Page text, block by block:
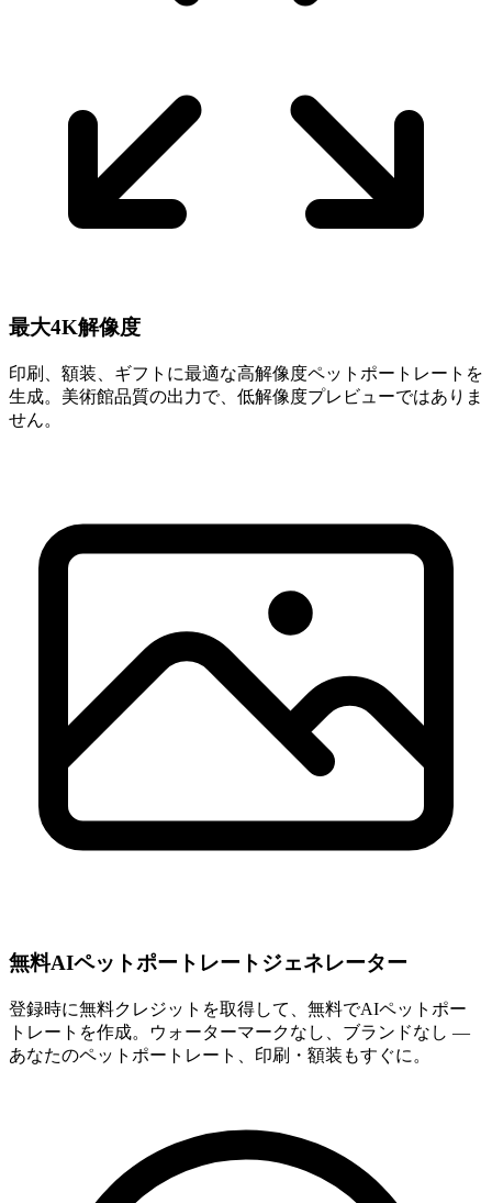
最大4K解像度
印刷、額装、ギフトに最適な高解像度ペットポートレートを
生成。美術館品質の出力で、低解像度プレビューではありま
せん。
無料AIペットポートレートジェネレーター
登録時に無料クレジットを取得して、無料でAIペットポー
トレートを作成。ウォーターマークなし、ブランドなし —
あなたのペットポートレート、印刷・額装もすぐに。